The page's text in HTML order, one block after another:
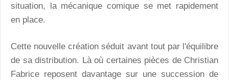
situation, la mécanique comique se met rapidement
en place.
Cette nouvelle création séduit avant tout par l'équilibre
de sa distribution. Là où certaines pièces de Christian
Fabrice reposent davantage sur une succession de